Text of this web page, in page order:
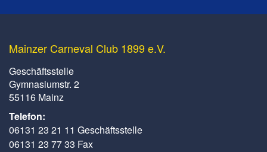
Mainzer Carneval Club 1899 e.V.
Geschäftsstelle
Gymnasiumstr. 2
55116 Mainz
Telefon:
06131 23 21 11 Geschäftsstelle
06131 23 77 33 Fax